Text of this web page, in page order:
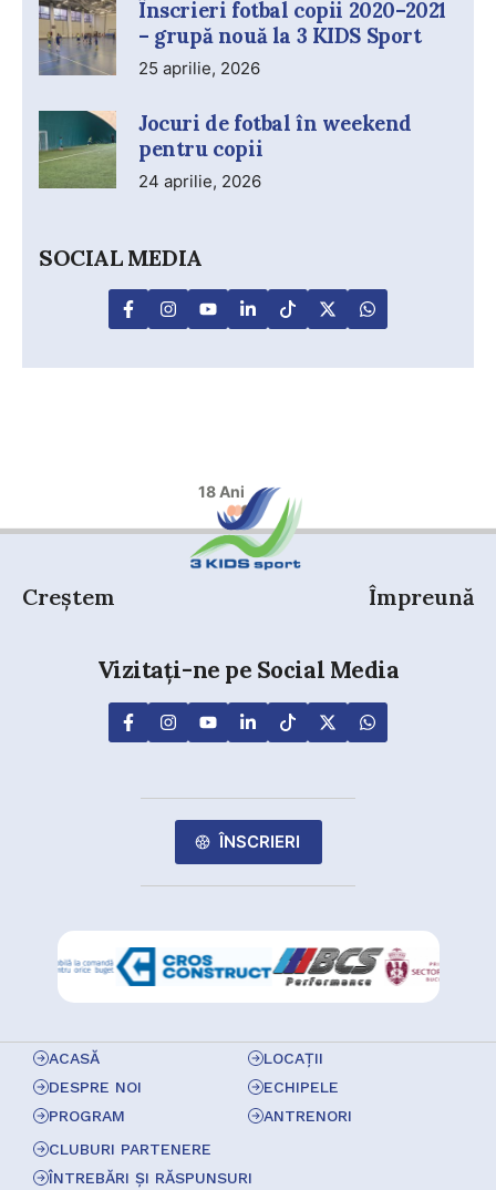
Înscrieri fotbal copii 2020–2021
– grupă nouă la 3 KIDS Sport
25 aprilie, 2026
Jocuri de fotbal în weekend
pentru copii
24 aprilie, 2026
SOCIAL MEDIA
18 Ani
Creștem Împreună
Vizitați-ne pe Social Media
ÎNSCRIERI
ACASĂ
DESPRE NOI
PROGRAM
LOCAȚII
ECHIPELE
ANTRENORI
CLUBURI PARTENERE
ÎNTREBĂRI ȘI RĂSPUNSURI